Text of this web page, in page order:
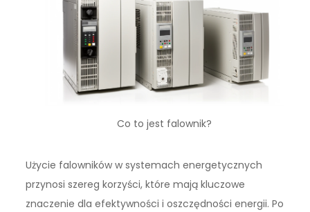
Co to jest falownik?
Użycie falowników w systemach energetycznych
przynosi szereg korzyści, które mają kluczowe
znaczenie dla efektywności i oszczędności energii. Po